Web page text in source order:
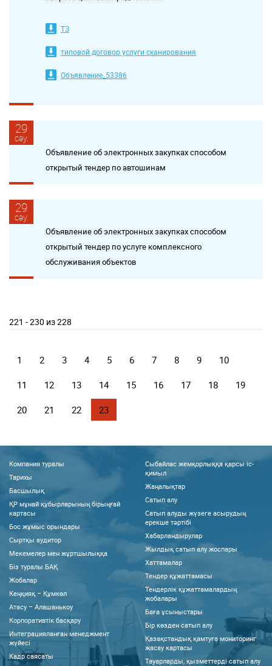
ТЗ
типовой договор услуги сканирования
Объявление_53386
29
сәу.
Объявление об электронных закупках способом
открытый тендер по автошинам
29
сәу.
Объявление об электронных закупках способом
открытый тендер по услуге комплексного
обслуживания объектов
221 - 230 из 228
1 2 3 4 5 6 7 8 9 10
11 12 13 14 15 16 17 18 19
20 21 22 23
Компания туралы
Тарихы
Басшылық
ҚР мұнай құбырларының бірыңғай
картасы
Бос жұмыс орындары
Сыртқы аудитор
Мекемелер мен жұртшылыққа
Біз туралы БАҚ
Жобалар
Кеңқияқ – Құмкөл
Атасу – Алашанькоу
Корпоративтік басқару
Интеграцияланған менеджмент
жүйесі
Кадр саясаты
Сыбайлас жемқорлыққа қарсы іс-
қимыл
Жаңалықтар
Сатып алу
Сатып алуды жүзеге асырудың
ерекше тәртібі
Хабарландырулар
Жылдық сатып алу жоспары
Хаттамалар
Тендер құжаттамасы
Тендерлік құжаттамалардың
жобалары
Баға ұсыныстары
Бір көзден сатып алу
Қазақстандық қамтуға мониторинг
жасау картасы
Тауарларды, қызметтерді сатып алу